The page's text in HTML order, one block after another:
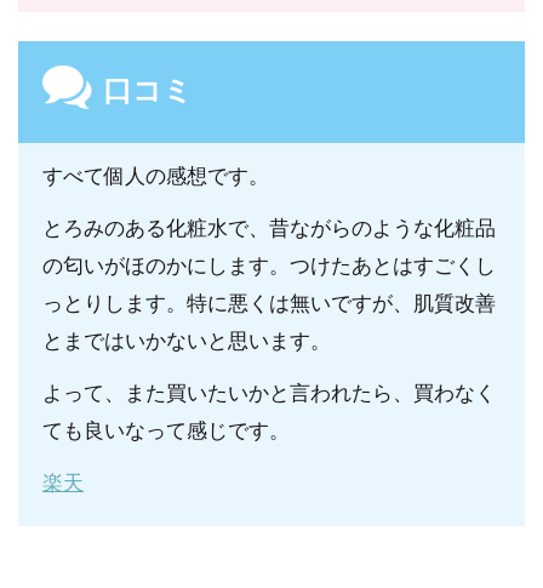
口コミ
すべて個人の感想です。
とろみのある化粧水で、昔ながらのような化粧品
の匂いがほのかにします。つけたあとはすごくし
っとりします。特に悪くは無いですが、肌質改善
とまではいかないと思います。
よって、また買いたいかと言われたら、買わなく
ても良いなって感じです。
楽天